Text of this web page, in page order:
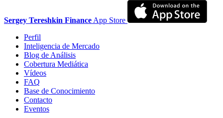
Sergey Tereshkin Finance App Store
Perfil
Inteligencia de Mercado
Blog de Análisis
Cobertura Mediática
Vídeos
FAQ
Base de Conocimiento
Contacto
Eventos